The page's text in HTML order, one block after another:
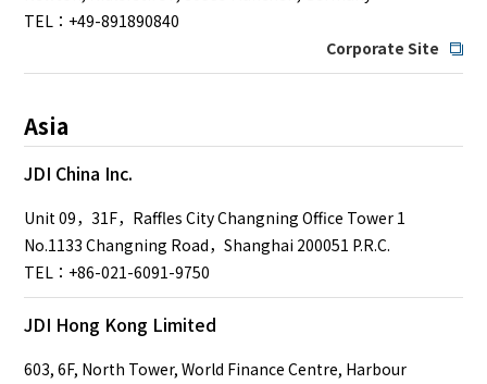
TEL：+49-891890840
Corporate Site
Asia
JDI China Inc.
Unit 09，31F，Raffles City Changning Office Tower 1
No.1133 Changning Road，Shanghai 200051 P.R.C.
TEL：+86-021-6091-9750
JDI Hong Kong Limited
603, 6F, North Tower, World Finance Centre, Harbour